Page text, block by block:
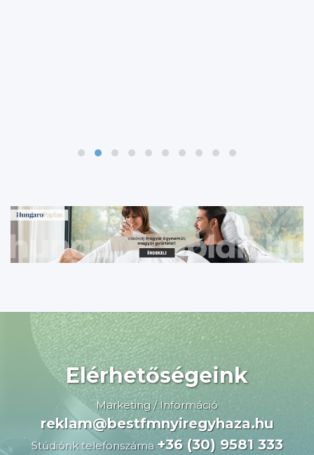
Elérhetőségeink
Marketing / Információ
reklam@bestfmnyiregyhaza.hu
Stúdiónk telefonszáma +36 (30) 9581 333